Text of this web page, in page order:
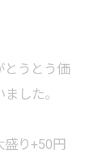
とうとう価
した。
盛り+50円